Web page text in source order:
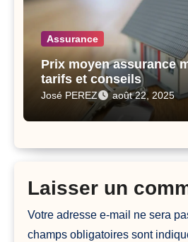
Assurance
Prix moyen assurance
tarifs et conseils
José PEREZ août 22, 2025
Laisser un
Votre adresse e-mail ne sera
champs obligatoires sont